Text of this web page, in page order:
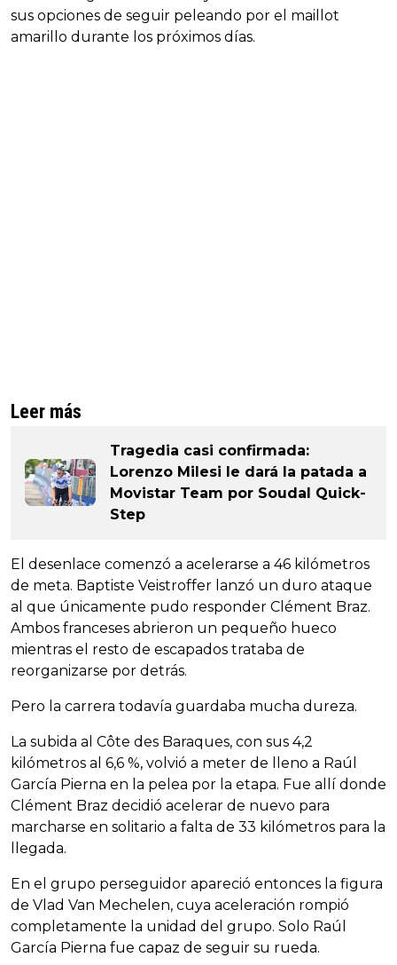
sus opciones de seguir peleando por el maillot
amarillo durante los próximos días.
Leer más
Tragedia casi confirmada:
Lorenzo Milesi le dará la patada a
Movistar Team por Soudal Quick-
Step
El desenlace comenzó a acelerarse a 46 kilómetros
de meta. Baptiste Veistroffer lanzó un duro ataque
al que únicamente pudo responder Clément Braz.
Ambos franceses abrieron un pequeño hueco
mientras el resto de escapados trataba de
reorganizarse por detrás.
Pero la carrera todavía guardaba mucha dureza.
La subida al Côte des Baraques, con sus 4,2
kilómetros al 6,6 %, volvió a meter de lleno a Raúl
García Pierna en la pelea por la etapa. Fue allí donde
Clément Braz decidió acelerar de nuevo para
marcharse en solitario a falta de 33 kilómetros para la
llegada.
En el grupo perseguidor apareció entonces la figura
de Vlad Van Mechelen, cuya aceleración rompió
completamente la unidad del grupo. Solo Raúl
García Pierna fue capaz de seguir su rueda.